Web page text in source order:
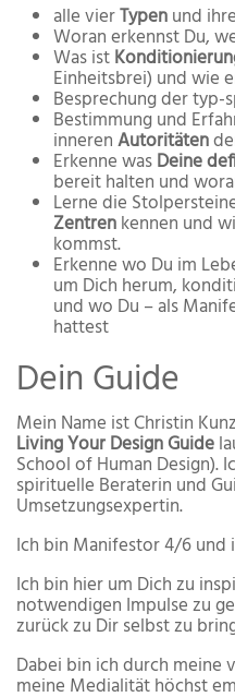
alle vierTypenund
Woran erkennst Du,
Was ist
Einheitsbrei) und wie
Besprechung der typ-
Bestimmung und
innerenAutoritäten
Erkenne wasDeine
bereit halten und
Lerne die
Zentrenkennen und
kommst.
Erkenne wo Du im
um Dich herum,
und wo Du – als
hattest
Dein Guide
Mein Name ist Christin
Living Your Design Guide
School of Human Design).
spirituelle Beraterin und
Umsetzungsexpertin.
Ich bin Manifestor 4/6 und
Ich bin hier um Dich zu
notwendigen Impulse zu
zurück zu Dir selbst zu
Dabei bin ich durch meine
meine Medialität höchst